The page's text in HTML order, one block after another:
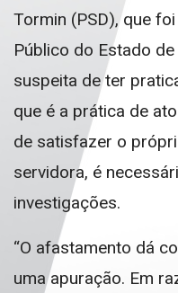
Tormin (PSD), que
Público do Estado
suspeita de ter
que é a prática de
de satisfazer o
servidora, é
investigações.
“O afastamento dá
uma apuração. Em